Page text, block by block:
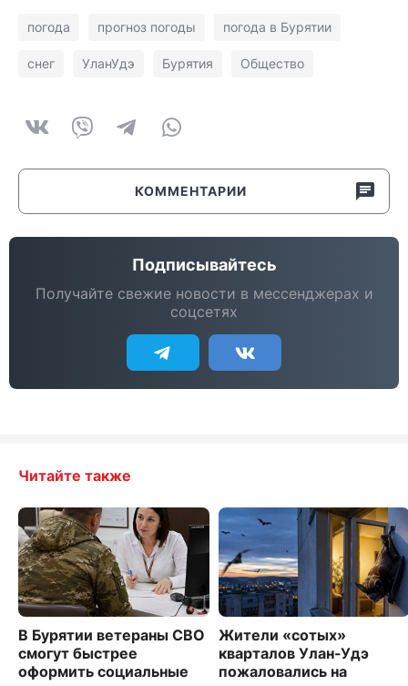
погода прогноз погоды погода в Бурятии
снег УланУдэ Бурятия Общество
КОММЕНТАРИИ
Подписывайтесь
Получайте свежие новости в мессенджерах и
соцсетях
Читайте также
В Бурятии ветераны СВО
смогут быстрее
оформить социальные
Жители «сотых»
кварталов Улан-Удэ
пожаловались на